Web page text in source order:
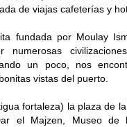
de viajas cafeterías y
fundada por Moulay
numerosas
un poco, nos
vistas del puerto.
fortaleza) la plaza de
el Majzen, Museo de